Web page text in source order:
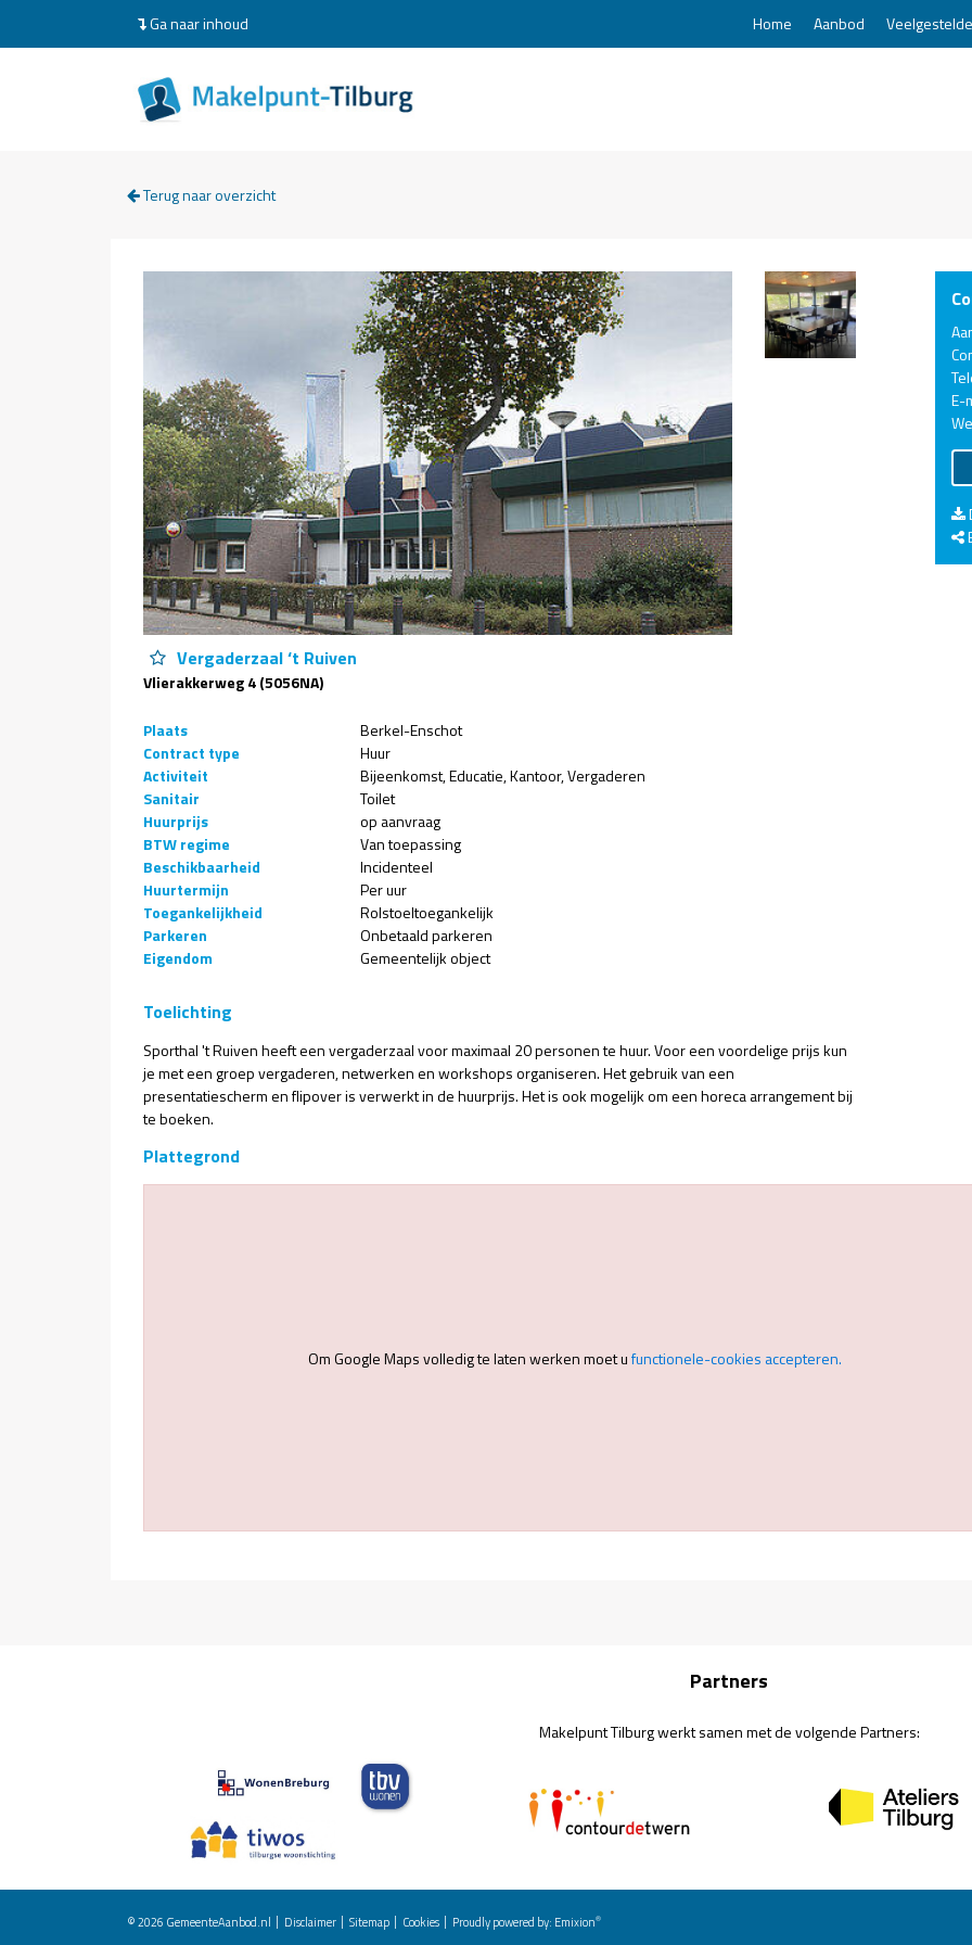
Ga naar inhoud Home Aanbod
Terug naar overzicht
Vergaderzaal ‘t Ruiven
Vlierakkerweg 4 (5056NA)
Plaats
Berkel-Enschot
Contract type
Huur
Activiteit
Bijeenkomst Educatie Kantoor Vergaderen
Sanitair
Toilet
Huurprijs
op aanvraag
BTW regime
Van toepassing
Beschikbaarheid
Incidenteel
Huurtermijn
Per uur
Toegankelijkheid
Rolstoeltoegankelijk
Parkeren
Onbetaald parkeren
Eigendom
Gemeentelijk object
Toelichting
Sporthal 't Ruiven heeft een vergaderzaal voor maximaal 20 personen te huur. Voor een voordelige prijs kun
je met een groep vergaderen, netwerken en workshops organiseren. Het gebruik van een
presentatiescherm en flipover is verwerkt in de huurprijs. Het is ook mogelijk om een horeca arrangement bij
te boeken.
Plattegrond
Om Google Maps volledig te laten werken moet ufunctionele-cookies accepteren.
E-
Partners
Makelpunt Tilburg werkt samen met de volgende Partners:
© 2026 GemeenteAanbod.nl Disclaimer Sitemap Cookies Proudly powered by: Emixion®